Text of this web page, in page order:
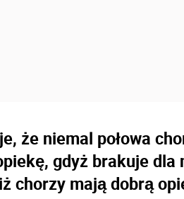
że niemal połowa
gdyż brakuje
chorzy mają dobrą